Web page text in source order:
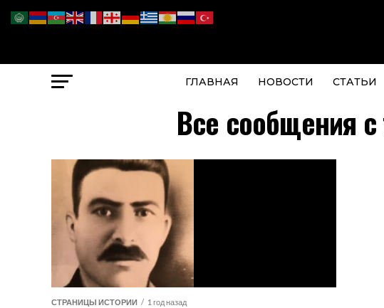
ГЛАВНАЯ НОВОСТИ СТАТЬИ
Все сообщения
СТРАНИЦЫ ИСТОРИИ 1 год назад